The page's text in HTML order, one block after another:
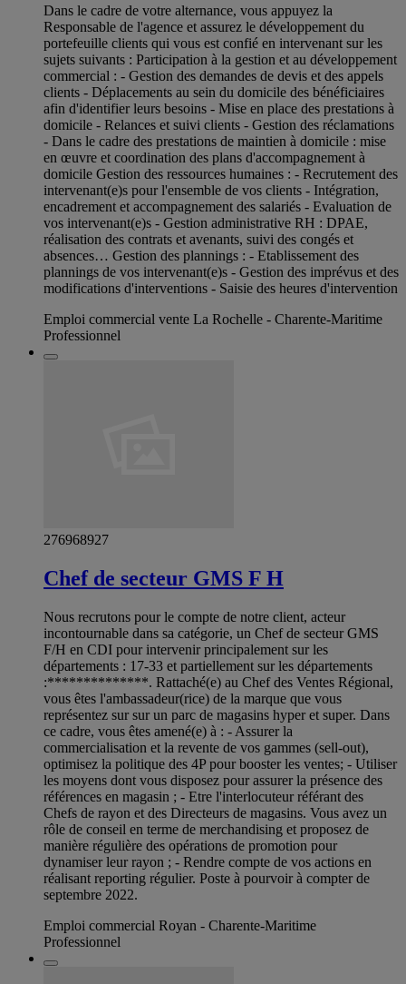
Dans le cadre de votre alternance, vous appuyez la
Responsable de l'agence et assurez le développement du
portefeuille clients qui vous est confié en intervenant sur les
sujets suivants : Participation à la gestion et au développement
commercial : - Gestion des demandes de devis et des appels
clients - Déplacements au sein du domicile des bénéficiaires
afin d'identifier leurs besoins - Mise en place des prestations à
domicile - Relances et suivi clients - Gestion des réclamations
- Dans le cadre des prestations de maintien à domicile : mise
en œuvre et coordination des plans d'accompagnement à
domicile Gestion des ressources humaines : - Recrutement des
intervenant(e)s pour l'ensemble de vos clients - Intégration,
encadrement et accompagnement des salariés - Evaluation de
vos intervenant(e)s - Gestion administrative RH : DPAE,
réalisation des contrats et avenants, suivi des congés et
absences… Gestion des plannings : - Etablissement des
plannings de vos intervenant(e)s - Gestion des imprévus et des
modifications d'interventions - Saisie des heures d'intervention
Emploi commercial vente La Rochelle - Charente-Maritime
Professionnel
276968927
Chef de secteur GMS F H
Nous recrutons pour le compte de notre client, acteur
incontournable dans sa catégorie, un Chef de secteur GMS
F/H en CDI pour intervenir principalement sur les
départements : 17-33 et partiellement sur les départements
:**************. Rattaché(e) au Chef des Ventes Régional,
vous êtes l'ambassadeur(rice) de la marque que vous
représentez sur sur un parc de magasins hyper et super. Dans
ce cadre, vous êtes amené(e) à : - Assurer la
commercialisation et la revente de vos gammes (sell-out),
optimisez la politique des 4P pour booster les ventes; - Utiliser
les moyens dont vous disposez pour assurer la présence des
références en magasin ; - Etre l'interlocuteur référant des
Chefs de rayon et des Directeurs de magasins. Vous avez un
rôle de conseil en terme de merchandising et proposez de
manière régulière des opérations de promotion pour
dynamiser leur rayon ; - Rendre compte de vos actions en
réalisant reporting régulier. Poste à pourvoir à compter de
septembre 2022.
Emploi commercial Royan - Charente-Maritime
Professionnel